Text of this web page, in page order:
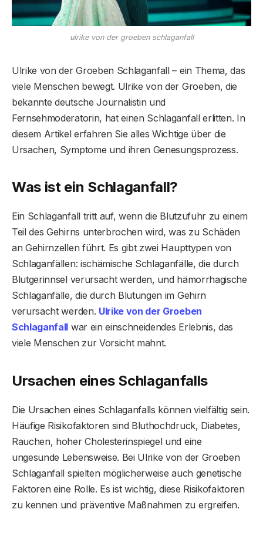
ulrike von der groeben schlaganfall
Ulrike von der Groeben Schlaganfall – ein Thema, das
viele Menschen bewegt. Ulrike von der Groeben, die
bekannte deutsche Journalistin und
Fernsehmoderatorin, hat einen Schlaganfall erlitten. In
diesem Artikel erfahren Sie alles Wichtige über die
Ursachen, Symptome und ihren Genesungsprozess.
Was ist ein Schlaganfall?
Ein Schlaganfall tritt auf, wenn die Blutzufuhr zu einem
Teil des Gehirns unterbrochen wird, was zu Schäden
an Gehirnzellen führt. Es gibt zwei Haupttypen von
Schlaganfällen: ischämische Schlaganfälle, die durch
Blutgerinnsel verursacht werden, und hämorrhagische
Schlaganfälle, die durch Blutungen im Gehirn
verursacht werden. Ulrike von der Groeben
Schlaganfall war ein einschneidendes Erlebnis, das
viele Menschen zur Vorsicht mahnt.
Ursachen eines Schlaganfalls
Die Ursachen eines Schlaganfalls können vielfältig sein.
Häufige Risikofaktoren sind Bluthochdruck, Diabetes,
Rauchen, hoher Cholesterinspiegel und eine
ungesunde Lebensweise. Bei Ulrike von der Groeben
Schlaganfall spielten möglicherweise auch genetische
Faktoren eine Rolle. Es ist wichtig, diese Risikofaktoren
zu kennen und präventive Maßnahmen zu ergreifen.